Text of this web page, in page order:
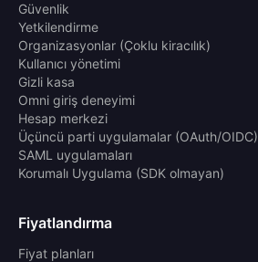
Güvenlik
Yetkilendirme
Organizasyonlar (Çoklu kiracılık)
Kullanıcı yönetimi
Gizli kasa
Omni giriş deneyimi
Hesap merkezi
Üçüncü parti uygulamalar (OAuth/OIDC)
SAML uygulamaları
Korumalı Uygulama (SDK olmayan)
Fiyatlandırma
Fiyat planları